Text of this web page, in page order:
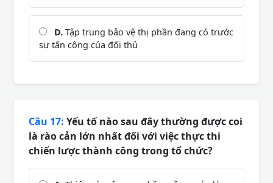
D. Tập trung bảo vệ thị phần đang có trước
sự tấn công của đối thủ
Câu 17: Yếu tố nào sau đây thường được coi
là rào cản lớn nhất đối với việc thực thi
chiến lược thành công trong tổ chức?